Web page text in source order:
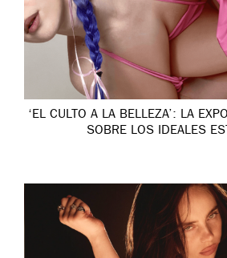
‘EL CULTO A LA BELLEZA’: LA
SOBRE LOS IDEALES